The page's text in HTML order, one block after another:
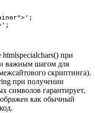
при
важным шагом для
скриптинга).
при получении
символов гарантирует,
как обычный